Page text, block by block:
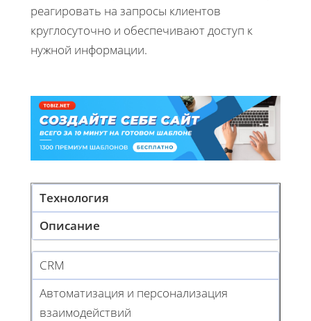
реагировать на запросы клиентов
круглосуточно и обеспечивают доступ к
нужной информации.
Технология
Описание
CRM
Автоматизация и персонализация
взаимодействий